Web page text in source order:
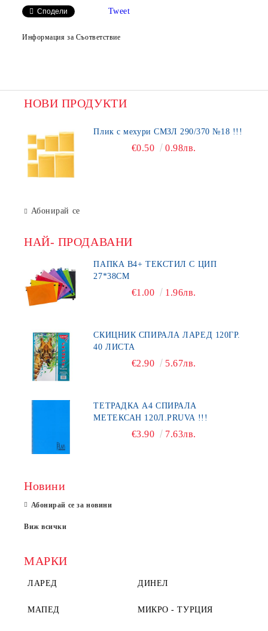
Сподели Tweet
Информация за Съответствие
НОВИ ПРОДУКТИ
Плик с мехури СМЗЛ 290/370 №18 !!!
€0.50 0.98лв.
Абонирай се
НАЙ- ПРОДАВАНИ
ПАПКА В4+ ТЕКСТИЛ С ЦИП
27*38СМ
€1.00 1.96лв.
СКИЦНИК СПИРАЛА ЛАРЕД 120ГР.
40 ЛИСТА
€2.90 5.67лв.
ТЕТРАДКА А4 СПИРАЛА
МЕТЕКСАН 120Л.PRUVA !!!
€3.90 7.63лв.
Новини
Абонирай се за новини
Виж всички
МАРКИ
ЛАРЕД ДИНЕЛ
МАПЕД МИКРО - ТУРЦИЯ